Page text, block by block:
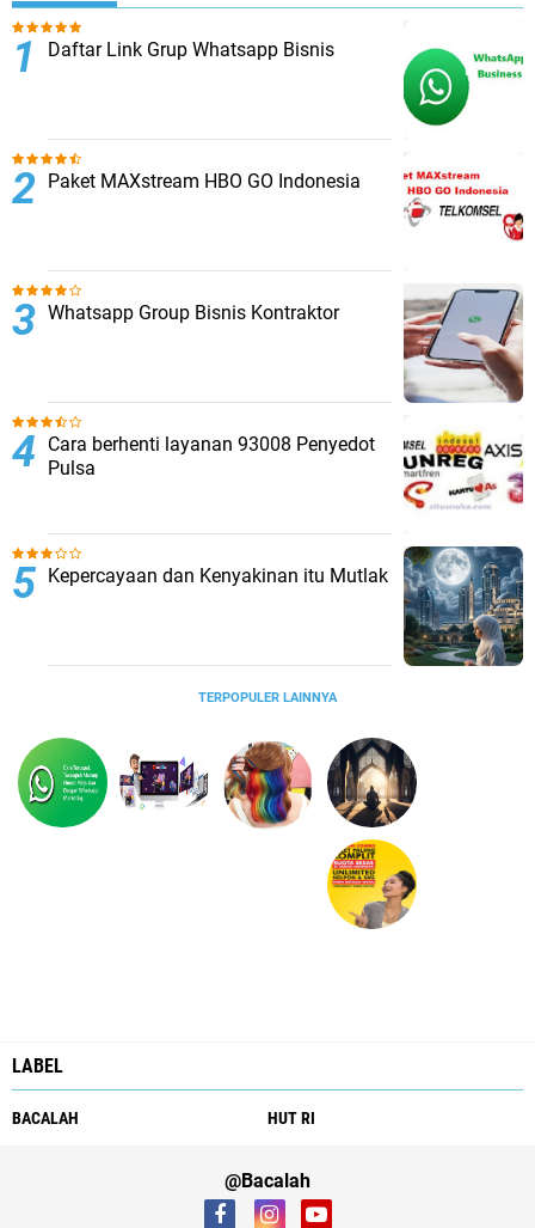
Daftar Link Grup Whatsapp Bisnis
Paket MAXstream HBO GO Indonesia
Whatsapp Group Bisnis Kontraktor
Cara berhenti layanan 93008 Penyedot
Pulsa
Kepercayaan dan Kenyakinan itu Mutlak
TERPOPULER LAINNYA
LABEL
BACALAH HUT RI
@Bacalah